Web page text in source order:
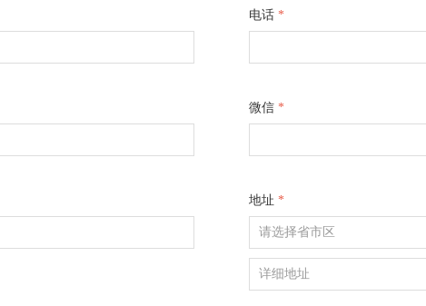
电话 *
微信 *
地址 *